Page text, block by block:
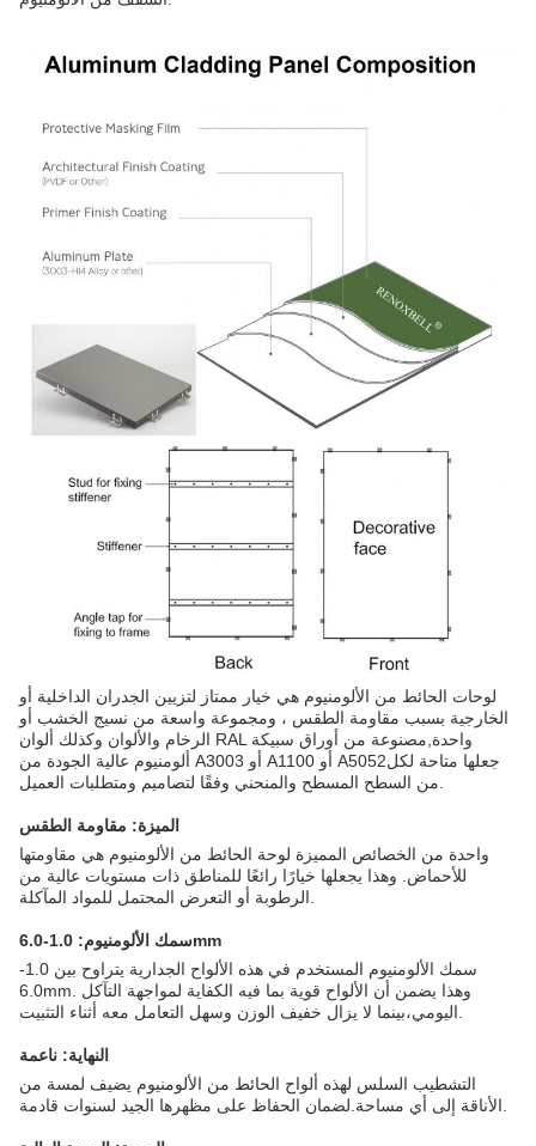
لوحات الحائط من الألومنيوم هي خيار ممتاز لتزيين الجدران الداخلية أو
الخارجية بسبب مقاومة الطقس ، ومجموعة واسعة من نسيج الخشب أو
الرخام والألوان وكذلك ألوان RAL واحدة,مصنوعة من أوراق سبيكة
ألومنيوم عالية الجودة من A3003 أو A1100 أو A5052جعلها متاحة لكل
الميزة: مقاومة الطقس
واحدة من الخصائص المميزة لوحة الحائط من الألومنيوم هي مقاومتها
للأحماض. وهذا يجعلها خيارًا رائعًا للمناطق ذات مستويات عالية من
سمك الألومنيوم: 1.0-6.0mm
سمك الألومنيوم المستخدم في هذه الألواح الجدارية يتراوح بين 1.0-
6.0mm. وهذا يضمن أن الألواح قوية بما فيه الكفاية لمواجهة التآكل
النهاية: ناعمة
التشطيب السلس لهذه ألواح الحائط من الألومنيوم يضيف لمسة من